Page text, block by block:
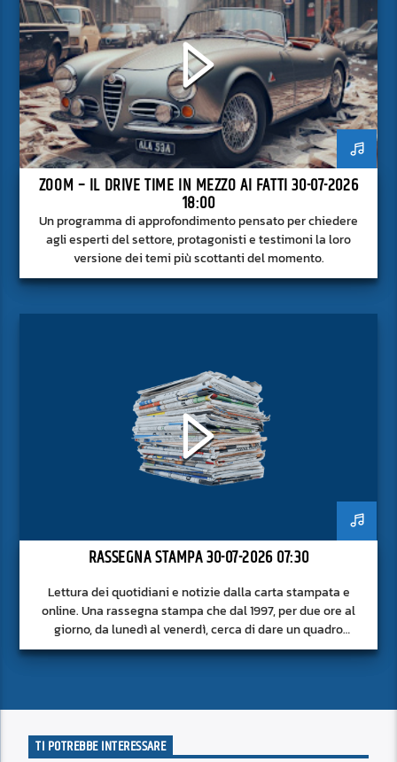
ZOOM – IL DRIVE TIME IN MEZZO AI FATTI 30-07-2026
18:00
Un programma di approfondimento pensato per chiedere
agli esperti del settore, protagonisti e testimoni la loro
versione dei temi più scottanti del momento.
RASSEGNA STAMPA 30-07-2026 07:30
Lettura dei quotidiani e notizie dalla carta stampata e
online. Una rassegna stampa che dal 1997, per due ore al
giorno, da lunedì al venerdì, cerca di dare un quadro
approfondito delle notizie del giorno, senza fermarsi alla
TI POTREBBE INTERESSARE